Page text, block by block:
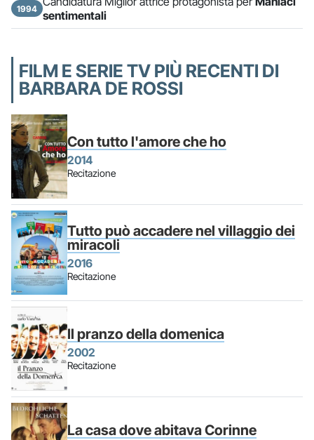
1994 sentimentali
FILM E SERIE TV PIÙ RECENTI DI
BARBARA DE ROSSI
Con tutto l'amore che ho
2014
Recitazione
Tutto può accadere nel villaggio dei
miracoli
2016
Recitazione
Il pranzo della domenica
2002
Recitazione
La casa dove abitava Corinne